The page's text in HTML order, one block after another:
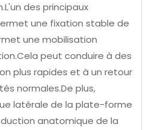
des principaux
une fixation stable de
une mobilisation
peut conduire à des
plus rapides et à un retour
normales.De plus,
latérale de la plate-forme
anatomique de la